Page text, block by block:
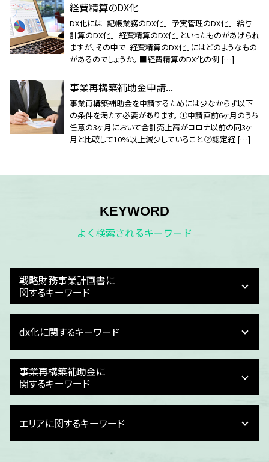
経費精算のDX化
DX化には「記帳業務のDX化」「予実管理のDX化」「給与
計算のDX化」「経費精算のDX化」といったものがあげられ
ますが、その中で「経費精算のDX化」にはどのようなもの
があるのでしょうか。 ■経費精算のDX化の例 […]
事業再構築補助金申請...
事業再構築補助金を申請するためには少なからず以下
の条件を満たす必要があります。 ①申請直前6ヶ月のうち
任意の3ヶ月において合計売上高がコロナ以前の同3ヶ
月と比較して10%以上減少していること ②認定経 […]
KEYWORD
よく検索されるキーワード
戦略財務事業計画書に
関するキーワード
事業計画 キャッシュフロー
資金繰り 会社
事業計画 策定支援
事業計画 作り方
財務計画 立て方
おすすめ 事業計画
企業 財務計画
dx化に関するキーワード
dx化 対応
dx化 目的
経理 dx
dx化とは 簡単に
dx メリット
dx化 簡単に
事業再構築補助金に
関するキーワード
事業再構築補助金 交付申請
事業再構築補助金 採択後の流れ
事業再構築補助金 交付申請 結果
エリアに関するキーワード
石川県 経費精算 dx化